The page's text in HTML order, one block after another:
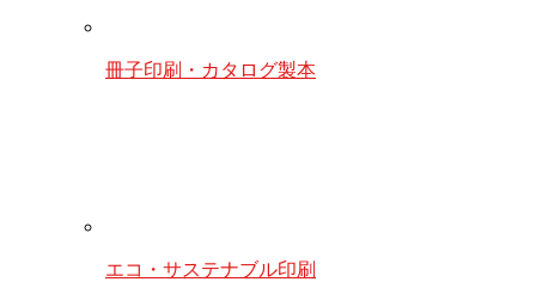
冊子印刷・カタログ製本
エコ・サステナブル印刷